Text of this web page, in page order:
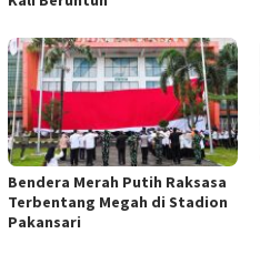
Bendera Merah Putih Raksasa
Terbentang Megah di Stadion
Pakansari